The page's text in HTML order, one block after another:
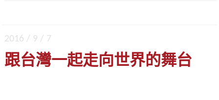
2016 / 9 / 7
跟台灣一起走向世界的舞台